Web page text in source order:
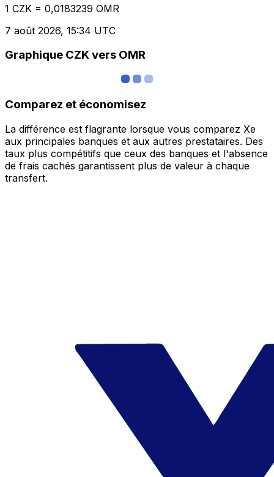
1 CZK = 0,0183239 OMR
7 août 2026, 15:34 UTC
Graphique CZK vers OMR
Comparez et économisez
La différence est flagrante lorsque vous comparez Xe
aux principales banques et aux autres prestataires. Des
taux plus compétitifs que ceux des banques et l'absence
de frais cachés garantissent plus de valeur à chaque
transfert.